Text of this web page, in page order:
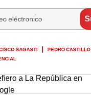
SAGASTI
PEDRO CASTILLO
a La República en